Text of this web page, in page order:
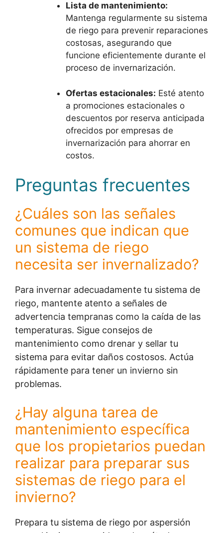
Lista de mantenimiento:
Mantenga regularmente su sistema
de riego para prevenir reparaciones
costosas, asegurando que
funcione eficientemente durante el
proceso de invernarización.
Ofertas estacionales: Esté atento
a promociones estacionales o
descuentos por reserva anticipada
ofrecidos por empresas de
invernarización para ahorrar en
costos.
Preguntas frecuentes
¿Cuáles son las señales
comunes que indican que
un sistema de riego
necesita ser invernalizado?
Para invernar adecuadamente tu sistema de
riego, mantente atento a señales de
advertencia tempranas como la caída de las
temperaturas. Sigue consejos de
mantenimiento como drenar y sellar tu
sistema para evitar daños costosos. Actúa
rápidamente para tener un invierno sin
problemas.
¿Hay alguna tarea de
mantenimiento específica
que los propietarios puedan
realizar para preparar sus
sistemas de riego para el
invierno?
Prepara tu sistema de riego por aspersión